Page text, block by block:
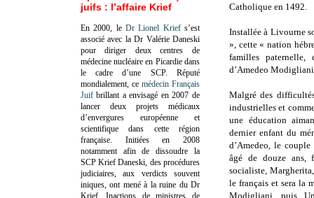
Catholique en 1492.
Installée à Livourne
», cette « nation
familles paternelle,
d’Amedeo
Malgré des
industrielles et
une éducation
dernier enfant du
d’Amedeo, le
âgé de douze ans,
socialiste,
le français et sera la
Modigliani, puis
juifs : l’affaire Krief
En 2000, le Dr Lionel Kriefs’est
associé avec la Dr Valérie Daneski
pour diriger deux centres de
médecine nucléaire en Picardie dans
le cadre d’une SCP. Réputé
mondialement, ce médecin Français
Juif brillant a envisagé en 2007 de
lancer deux projets médicaux
d’envergures européenne et
scientifique dans cette région
française. Initiées en 2008
notamment afin de dissoudre la
SCP Krief Daneski, des procédures
judiciaires, aux verdicts souvent
iniques, ont mené à la ruine du Dr
Krief.Inactions de ministres de